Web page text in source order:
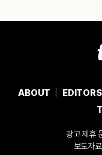
ABOUT EDITORS
광고 제휴
보도자료